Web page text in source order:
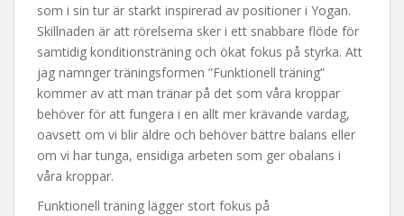
som i sin tur är starkt inspirerad av positioner i Yogan.
Skillnaden är att rörelserna sker i ett snabbare flöde för
samtidig konditionsträning och ökat fokus på styrka. Att
jag namnger träningsformen ”Funktionell träning”
kommer av att man tränar på det som våra kroppar
behöver för att fungera i en allt mer krävande vardag,
oavsett om vi blir äldre och behöver bättre balans eller
om vi har tunga, ensidiga arbeten som ger obalans i
våra kroppar.
Funktionell träning lägger stort fokus på